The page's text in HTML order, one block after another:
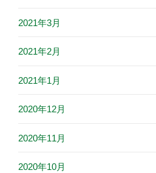
2021年3月
2021年2月
2021年1月
2020年12月
2020年11月
2020年10月